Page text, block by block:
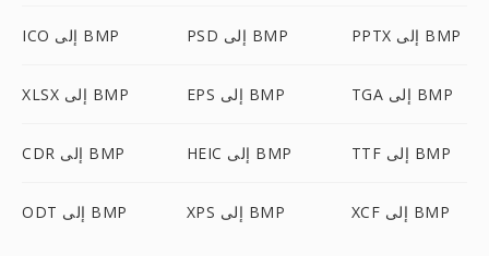
ICO إلى BMP PSD إلى BMP PPTX إلى BMP
XLSX إلى BMP EPS إلى BMP TGA إلى BMP
CDR إلى BMP HEIC إلى BMP TTF إلى BMP
ODT إلى BMP XPS إلى BMP XCF إلى BMP